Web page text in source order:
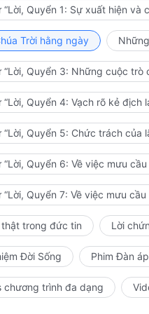
Đức Chúa Trời đích
chỉ là nói tiên tri, và bởi
bại Sa-tan, nên công
thân thực thiện.
đó Ngài phán dạy một
Đức Giê-hô-va làm
vài giấc mơ thay cho
tính của con người,
luật pháp. Vì thế Đức
đó Ngài đã phán trực
họ làm việc trực tiếp
người. Nó là khởi đầu
chính thức với Sa-tan
ngày hôm nay. Trận
tự giá. Sự đóng đinh
khởi đầu chính thức
người, nên nó là công
Quyển 1: Sự xuất hiện và
Trời hằng ngày
Quyển 3: Những cuộc
Quyển 4: Vạch rõ kẻ địch
Quyển 5: Chức trách của
Quyển 6: Về việc mưu cầu
Quyển 7: Về việc mưu cầu
trong đức tin Lời
Đời Sống Phim Đàn
chương trình đa dạng